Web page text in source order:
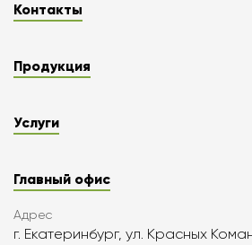
Контакты
Продукция
Услуги
Главный офис
Адрес
г. Екатеринбург, ул. Красных